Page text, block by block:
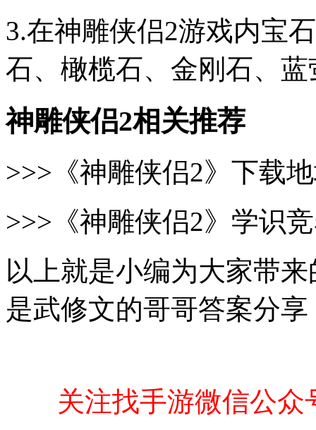
3.在神雕侠侣2游戏内宝
石、橄榄石、金刚石、
神雕侠侣2相关推荐
>>>《神雕侠侣2》下载
>>>《神雕侠侣2》学识
以上就是小编为大家带
是武修文的哥哥答案分
关注找手游微信公